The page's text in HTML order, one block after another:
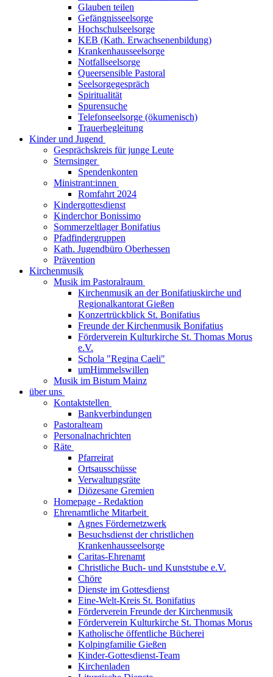
Glauben teilen
Gefängnisseelsorge
Hochschulseelsorge
KEB (Kath. Erwachsenenbildung)
Krankenhausseelsorge
Notfallseelsorge
Queersensible Pastoral
Seelsorgegespräch
Spiritualität
Spurensuche
Telefonseelsorge (ökumenisch)
Trauerbegleitung
Kinder und Jugend
Gesprächskreis für junge Leute
Sternsinger
Spendenkonten
Ministrant:innen
Romfahrt 2024
Kindergottesdienst
Kinderchor Bonissimo
Sommerzeltlager Bonifatius
Pfadfindergruppen
Kath. Jugendbüro Oberhessen
Prävention
Kirchenmusik
Musik im Pastoralraum
Kirchenmusik an der Bonifatiuskirche und
Regionalkantorat Gießen
Konzertrückblick St. Bonifatius
Freunde der Kirchenmusik Bonifatius
Förderverein Kulturkirche St. Thomas Morus
e.V.
Schola "Regina Caeli"
umHimmelswillen
Musik im Bistum Mainz
über uns
Kontaktstellen
Bankverbindungen
Pastoralteam
Personalnachrichten
Räte
Pfarreirat
Ortsausschüsse
Verwaltungsräte
Diözesane Gremien
Homepage - Redaktion
Ehrenamtliche Mitarbeit
Agnes Fördernetzwerk
Besuchsdienst der christlichen
Krankenhausseelsorge
Caritas-Ehrenamt
Christliche Buch- und Kunststube e.V.
Chöre
Dienste im Gottesdienst
Eine-Welt-Kreis St. Bonifatius
Förderverein Freunde der Kirchenmusik
Förderverein Kulturkirche St. Thomas Morus
Katholische öffentliche Bücherei
Kolpingfamilie Gießen
Kinder-Gottesdienst-Team
Kirchenladen